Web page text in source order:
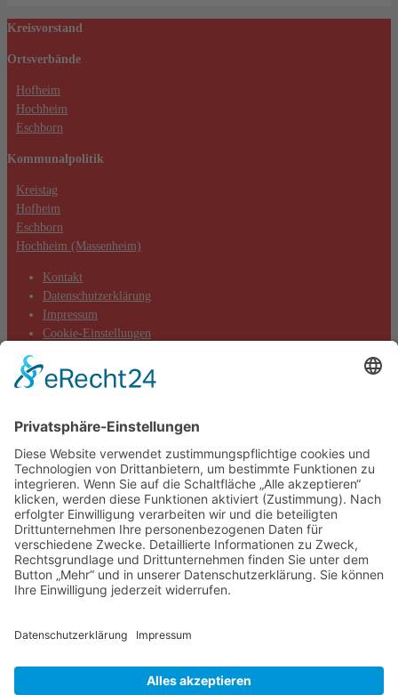
Kreisvorstand
Ortsverbände
Hofheim
Hochheim
Eschborn
Kommunalpolitik
Kreistag
Hofheim
Eschborn
Hochheim (Massenheim)
Kontakt
Datenschutzerklärung
Impressum
Cookie-Einstellungen
Aktuelles
Aktionen
Termine
DIE LINKE. Kreisverband Main-Taunus